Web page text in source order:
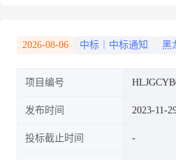
2026-08-06 中标｜中标通知 黑
项目编号
发布时间 2023-11-
投标截止时间